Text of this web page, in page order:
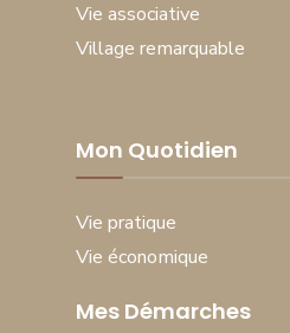
Vie associative
Village remarquable
Mon Quotidien
Vie pratique
Vie économique
Mes Démarches